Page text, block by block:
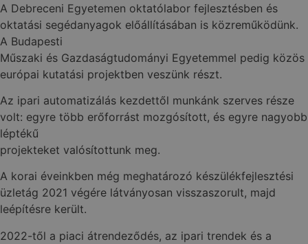
A Debreceni Egyetemen oktatólabor fejlesztésben és
oktatási segédanyagok előállításában is közreműködünk.
A Budapesti
Műszaki és Gazdaságtudományi Egyetemmel pedig közös
európai kutatási projektben veszünk részt.
Az ipari automatizálás kezdettől munkánk szerves része
volt: egyre több erőforrást mozgósított, és egyre nagyobb
léptékű
projekteket valósítottunk meg.
A korai éveinkben még meghatározó készülékfejlesztési
üzletág 2021 végére látványosan visszaszorult, majd
leépítésre került.
2022-től a piaci átrendeződés, az ipari trendek és a